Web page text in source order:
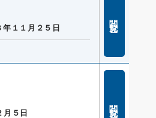
１１月２５日
月５日